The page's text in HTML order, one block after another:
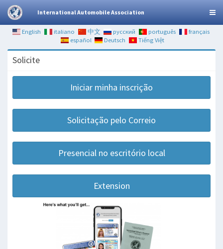
International Automobile Association
English italiano 中文 русский português
français
español
Deutsch Tiếng Việt
Solicite
Iniciar minha inscrição
Solicitação pelo Correio
Presencial no escritório local
Extension